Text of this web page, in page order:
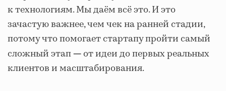
к технологиям. Мы даём всё это. И это
зачастую важнее, чем чек на ранней стадии,
потому что помогает стартапу пройти самый
сложный этап — от идеи до первых реальных
клиентов и масштабирования.